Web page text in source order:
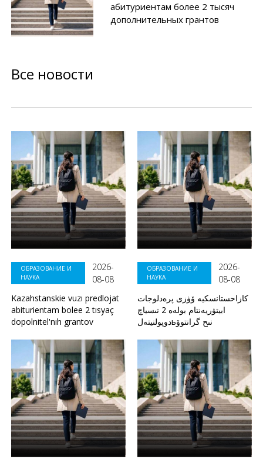
абитуриентам более 2 тысяч
дополнительных грантов
Все новости
ОБРАЗОВАНИЕ И
НАУКА
2026-
08-08
Kazahstanskie vuzı predlojat
abiturientam bolee 2 tısyaç
dopolnitel'nıh grantov
ОБРАЗОВАНИЕ И
НАУКА
2026-
08-08
كازاحستانسكيە ۆۋزى پرەدلوجات
ابيتۋريەنتام بولەە 2 تىسياچ
دوپولنيتەلьنىح گرانتوۆ